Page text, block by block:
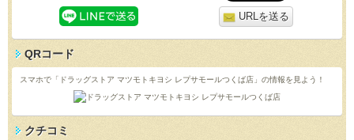
URLを送る
QRコード
スマホで「ドラッグストア マツモトキヨシ レプサモールつくば店」の情報を見よう！
クチコミ